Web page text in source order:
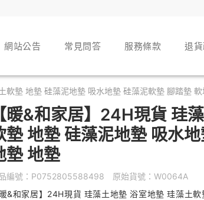
網站公告 常見問答 服務條款 退
軟墊 地墊 硅藻泥地墊 吸水地墊 硅藻泥軟墊 腳踏墊
【暖&和家居】24H現貨 珪
墊 地墊 硅藻泥地墊 吸水
墊 地墊
編號： P0752805588498 原始貨號： W0064A
暖&和家居】24H現貨 珪藻土地墊 浴室地墊 珪藻土